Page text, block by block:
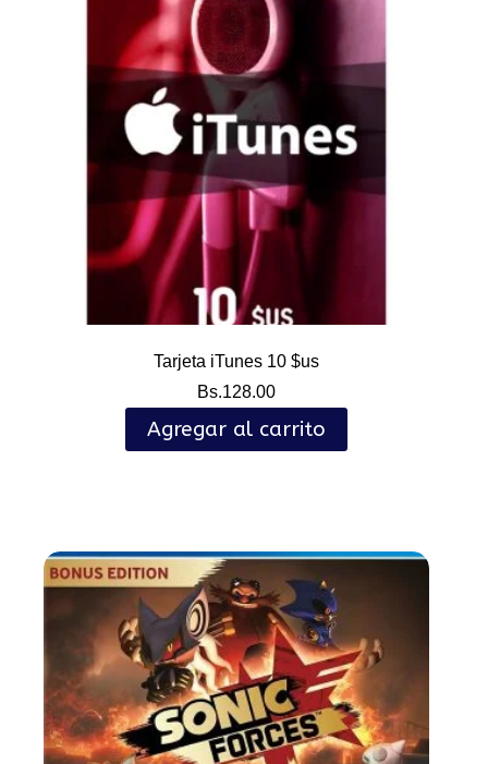
Tarjeta iTunes 10 $us
Bs.128.00
Agregar al carrito